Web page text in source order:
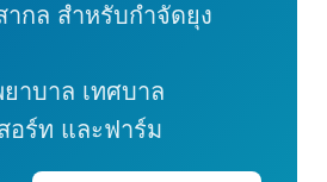
ากล สำหรับกำจัดยุง
าบาล เทศบาล
อร์ท และฟาร์ม